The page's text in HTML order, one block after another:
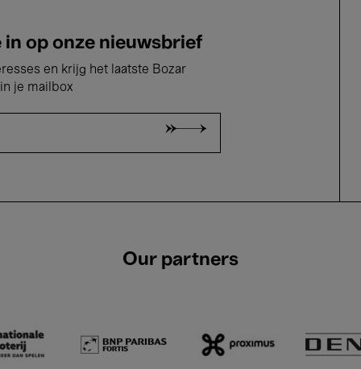
op onze nieuwsbrief
en krijg het laatste Bozar
je mailbox
Our partners